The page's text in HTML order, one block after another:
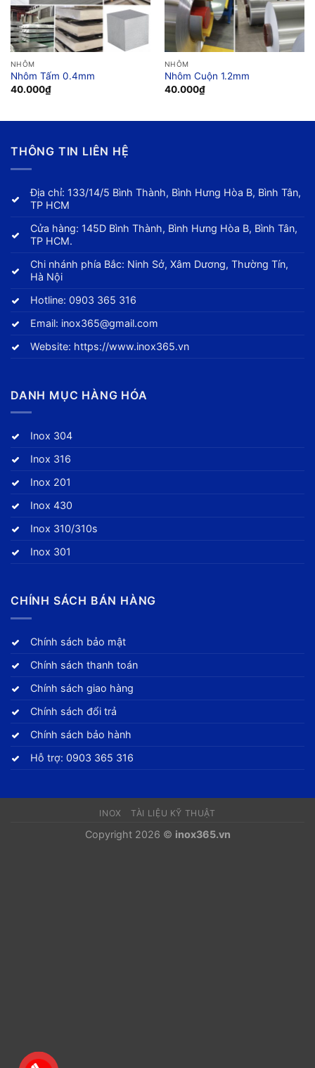
NHÔM
Nhôm Tấm 0.4mm
40.000₫
NHÔM
Nhôm Cuộn 1.2mm
40.000₫
THÔNG TIN LIÊN HỆ
Địa chỉ: 133/14/5 Bình Thành, Bình Hưng Hòa B, Bình Tân,
TP HCM
Cửa hàng: 145D Bình Thành, Bình Hưng Hòa B, Bình Tân,
TP HCM.
Chi nhánh phía Bắc: Ninh Sở, Xâm Dương, Thường Tín,
Hà Nội
Hotline:0903 365 316
Email: inox365@gmail.com
Website: https://www.inox365.vn
DANH MỤC HÀNG HÓA
Inox 304
Inox 316
Inox 201
Inox 430
Inox 310/310s
Inox 301
CHÍNH SÁCH BÁN HÀNG
Chính sách bảo mật
Chính sách thanh toán
Chính sách giao hàng
Chính sách đổi trả
Chính sách bảo hành
Hỗ trợ: 0903 365 316
INOX TÀI LIỆU KỸ THUẬT
Copyright 2026 © inox365.vn